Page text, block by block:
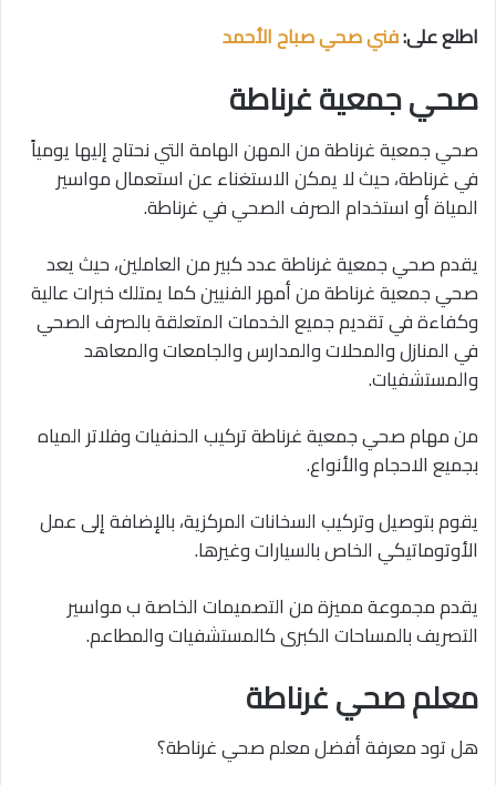
اطلع على:فني صحي صباح الأحمد
صحي جمعية غرناطة
صحي جمعية غرناطة من المهن الهامة التي نحتاج إليها يومياً
في غرناطة، حيث لا يمكن الاستغناء عن استعمال مواسير
المياة أو استخدام الصرف الصحي في غرناطة.
يقدم صحي جمعية غرناطة عدد كبير من العاملين، حيث يعد
صحي جمعية غرناطة من أمهر الفنيين كما يمتلك خبرات عالية
وكفاءة في تقديم جميع الخدمات المتعلقة بالصرف الصحي
في المنازل والمحلات والمدارس والجامعات والمعاهد
والمستشفيات.
من مهام صحي جمعية غرناطة تركيب الحنفيات وفلاتر المياه
بجميع الاحجام والأنواع.
يقوم بتوصيل وتركيب السخانات المركزية، بالإضافة إلى عمل
الأوتوماتيكي الخاص بالسيارات وغيرها.
يقدم مجموعة مميزة من التصميمات الخاصة ب مواسير
التصريف بالمساحات الكبرى كالمستشفيات والمطاعم.
معلم صحي غرناطة
هل تود معرفة أفضل معلم صحي غرناطة؟